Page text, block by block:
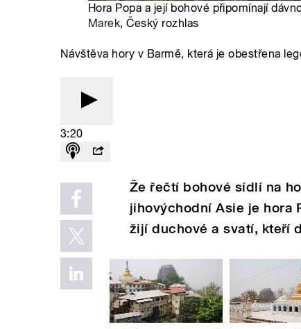
Hora Popa a její bohové připomínají
Marek, Český rozhlas
Návštěva hory v Barmě, která je obestřena
3:20
Že řečtí bohové sídlí na
jihovýchodní Asie je hora
žijí duchové a svatí, kteří